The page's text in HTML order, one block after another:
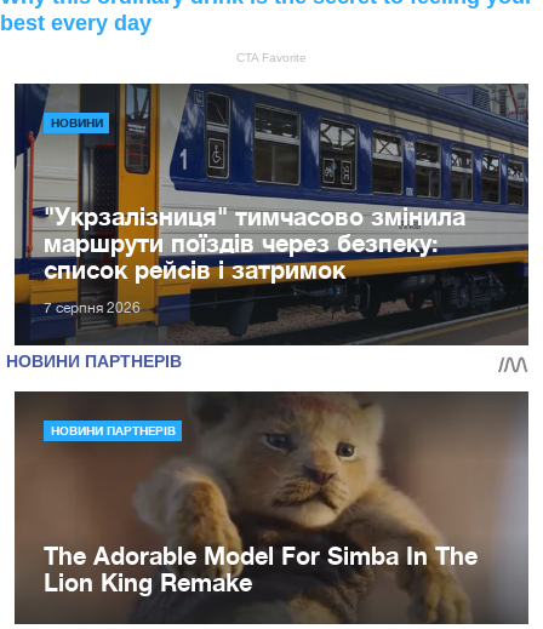
НОВИНИ
"Укрзалізниця" тимчасово змінила
маршрути поїздів через безпеку:
список рейсів і затримок
7 серпня 2026